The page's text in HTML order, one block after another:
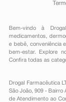
Bem-vindo à
medicamentos ,
e bebê, conveniênciae
bem-estar. Explore
Confira todas as
Drogal Farmacêutica
São João, 909 - Bairro
de Atendimento ao